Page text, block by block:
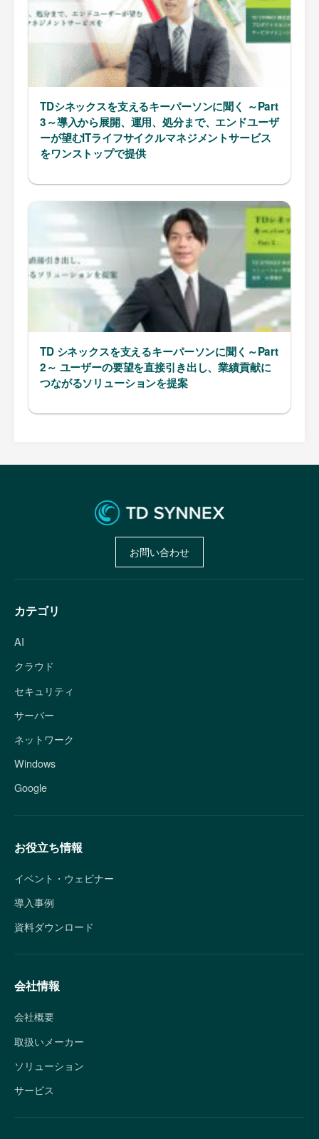
TDシネックスを支えるキーパーソンに聞く ～Part
3～導入から展開、運用、処分まで、エンドユーザ
ーが望むITライフサイクルマネジメントサービス
をワンストップで提供
TD シネックスを支えるキーパーソンに聞く～Part
2～ ユーザーの要望を直接引き出し、業績貢献に
つながるソリューションを提案
お問い合わせ
カテゴリ
AI
クラウド
セキュリティ
サーバー
ネットワーク
Windows
Google
お役立ち情報
イベント・ウェビナー
導入事例
資料ダウンロード
会社情報
会社概要
取扱いメーカー
ソリューション
サービス